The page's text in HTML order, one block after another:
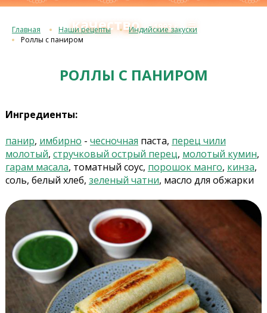
качествос 1993 г.≡
Главная Наши рецепты
Индийские закуски
Роллы с паниром
РОЛЛЫ С ПАНИРОМ
Ингредиенты:
панир, имбирно - чесночная паста, перец чили
молотый, стручковый острый перец, молотый кумин,
гарам масала, томатный соус, порошок манго, кинза,
соль, белый хлеб, зеленый чатни, масло для обжарки